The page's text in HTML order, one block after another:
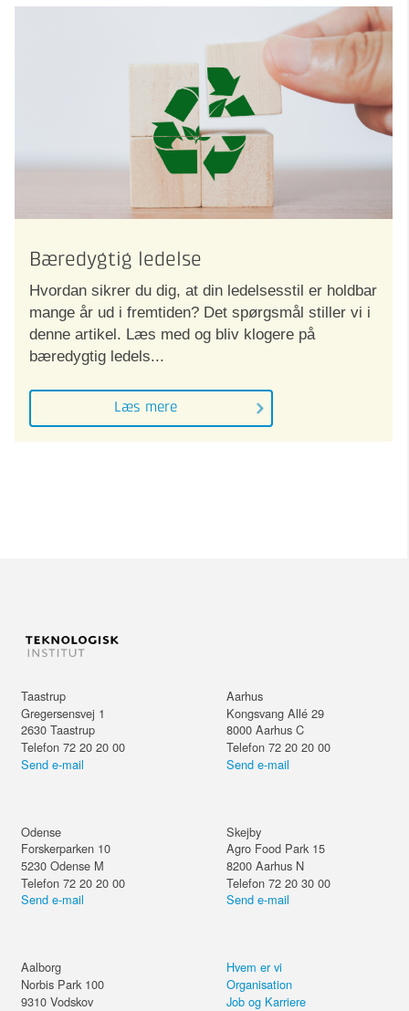
Bæredygtig ledelse
Hvordan sikrer du dig, at din ledelsesstil er holdbar
mange år ud i fremtiden? Det spørgsmål stiller vi i
denne artikel. Læs med og bliv klogere på
bæredygtig ledels...
Læs mere
Taastrup
Gregersensvej 1
2630 Taastrup
Telefon 72 20 20 00
Send e-mail
Aarhus
Kongsvang Allé 29
8000 Aarhus C
Telefon 72 20 20 00
Send e-mail
Odense
Forskerparken 10
5230 Odense M
Telefon 72 20 20 00
Send e-mail
Skejby
Agro Food Park 15
8200 Aarhus N
Telefon 72 20 30 00
Send e-mail
Aalborg
Norbis Park 100
9310 Vodskov
Hvem er vi
Organisation
Job og Karriere